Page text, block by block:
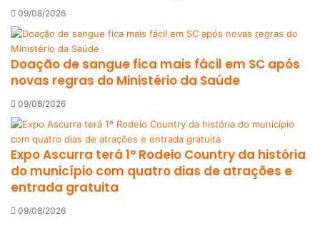
09/08/2026
Doação de sangue fica mais fácil em SC após
novas regras do Ministério da Saúde
09/08/2026
Expo Ascurra terá 1º Rodeio Country da história
do município com quatro dias de atrações e
entrada gratuita
09/08/2026